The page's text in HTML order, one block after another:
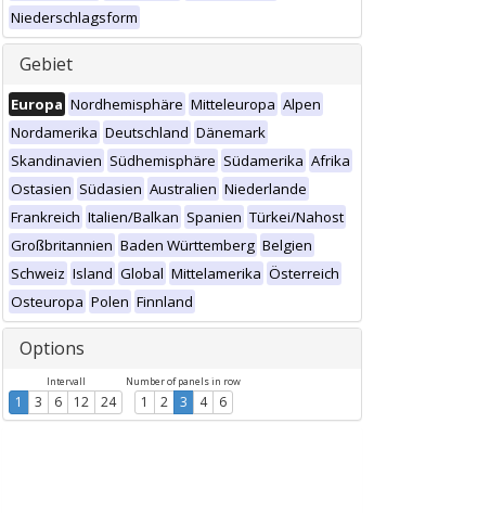
Niederschlagsform
Gebiet
Europa Nordhemisphäre Mitteleuropa Alpen
Nordamerika Deutschland Dänemark
Skandinavien Südhemisphäre Südamerika Afrika
Ostasien Südasien Australien Niederlande
Frankreich Italien/Balkan Spanien Türkei/Nahost
Großbritannien Baden Württemberg Belgien
Schweiz Island Global Mittelamerika Österreich
Osteuropa Polen Finnland
Options
Intervall
1 3 6 12 24
Number of panels in row
1 2 3 4 6